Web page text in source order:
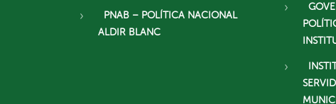
PNAB – POLÍTICA NACIONAL
ALDIR BLANC